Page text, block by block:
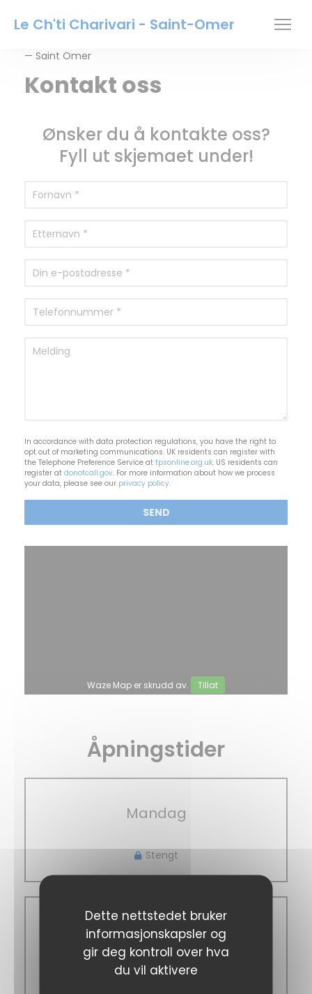
Dette nettstedet bruker
informasjonskapsler og
gir deg kontroll over hva
du vil aktivere
Le Ch'ti Charivari - Saint-Omer
— Saint Omer
Kontakt oss
Ønsker du å kontakte oss?
Fyll ut skjemaet under!
In accordance with data protection regulations, you have the right to
opt out of marketing communications. UK residents can register with
the Telephone Preference Service at tpsonline.org.uk. US residents can
register at donotcall.gov. For more information about how we process
your data, please see our privacy policy.
Waze Map er skrudd av. Tillat
Åpningstider
Mandag
Stengt
Tir-Tor
11:45 - 13:30